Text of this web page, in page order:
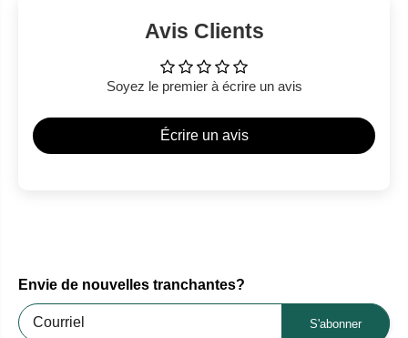
Avis Clients
Soyez le premier à écrire un avis
Écrire un avis
Envie de nouvelles tranchantes?
S'abonner